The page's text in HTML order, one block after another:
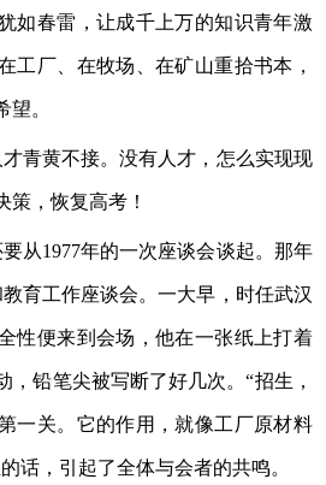
如春雷，让成千上万的知识青年激
工厂、在牧场、在矿山重拾书本，
。
青黄不接。没有人才，怎么实现现
策，恢复高考！
从1977年的一次座谈会谈起。那年
育工作座谈会。一大早，时任武汉
性便来到会场，他在一张纸上打着
，铅笔尖被写断了好几次。“招生，
一关。它的作用，就像工厂原材料
话，引起了全体与会者的共鸣。